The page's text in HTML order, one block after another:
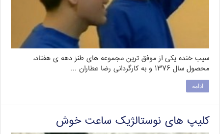
سیب خنده یکی از موفق ترین مجموعه های طنز دهه ی هفتاد،
محصول سال ۱۳۷۶ و به کارگردانی رضا عطاران …
ادامه
کلیپ های نوستالژیک ساعت خوش